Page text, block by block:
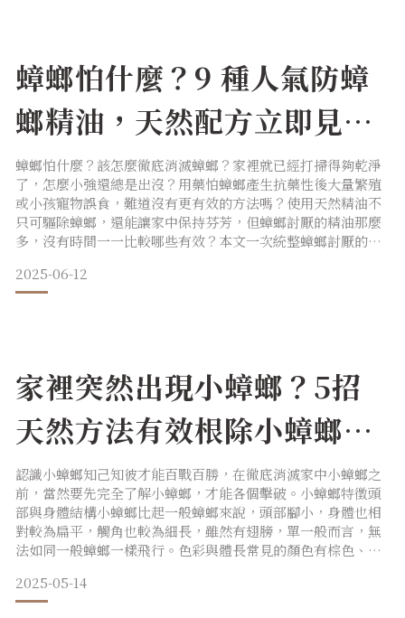
蟑螂怕什麼？9 種人氣防蟑
螂精油，天然配方立即見效
又安心！
蟑螂怕什麼？該怎麼徹底消滅蟑螂？家裡就已經打掃得夠乾淨
了，怎麼小強還總是出沒？用藥怕蟑螂產生抗藥性後大量繁殖
或小孩寵物誤食，難道沒有更有效的方法嗎？使用天然精油不
只可驅除蟑螂，還能讓家中保持芬芳，但蟑螂討厭的精油那麼
多，沒有時間一一比較哪些有效？本文一次統整蟑螂討厭的精
有效使用精油驅蟑，只需一個步驟，即可輕鬆消滅蟑螂！蟑螂
討厭的精油1.丁香第一個要介紹與蟑螂犯沖的精油就是丁香
2025-06-12
家裡突然出現小蟑螂？5招
天然方法有效根除小蟑螂困
擾！
認識小蟑螂知己知彼才能百戰百勝，在徹底消滅家中小蟑螂之
前，當然要先完全了解小蟑螂，才能各個擊破。小蟑螂特徵頭
部與身體結構小蟑螂比起一般蟑螂來說，頭部腳小，身體也相
對較為扁平，觸角也較為細長，雖然有翅膀，單一般而言，無
法如同一般蟑螂一樣飛行。色彩與體長常見的顏色有棕色、黑
續品中介紹時，一一為你分解。台灣常見小蟑螂品種全球有眾
多小蟑螂品種，以下僅列舉台灣常見的小蟑螂品種：1.德國小
2025-05-14